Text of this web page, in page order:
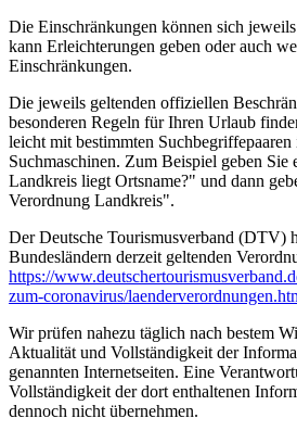
Die Einschränkungen können sich
kann Erleichterungen geben oder auch
Einschränkungen.
Die jeweils geltenden offiziellen
besonderen Regeln für Ihren Urlaub
leicht mit bestimmten Suchbegriffepaaren
Suchmaschinen. Zum Beispiel geben
Landkreis liegt Ortsname?" und dann
Verordnung Landkreis".
Der Deutsche Tourismusverband (DTV)
Bundesländern derzeit geltenden
https://
zum-coronavirus/­
Wir prüfen nahezu täglich nach bestem
Aktualität und Vollständigkeit der
genannten Internetseiten. Eine
Vollständigkeit der dort enthaltenen
dennoch nicht übernehmen.